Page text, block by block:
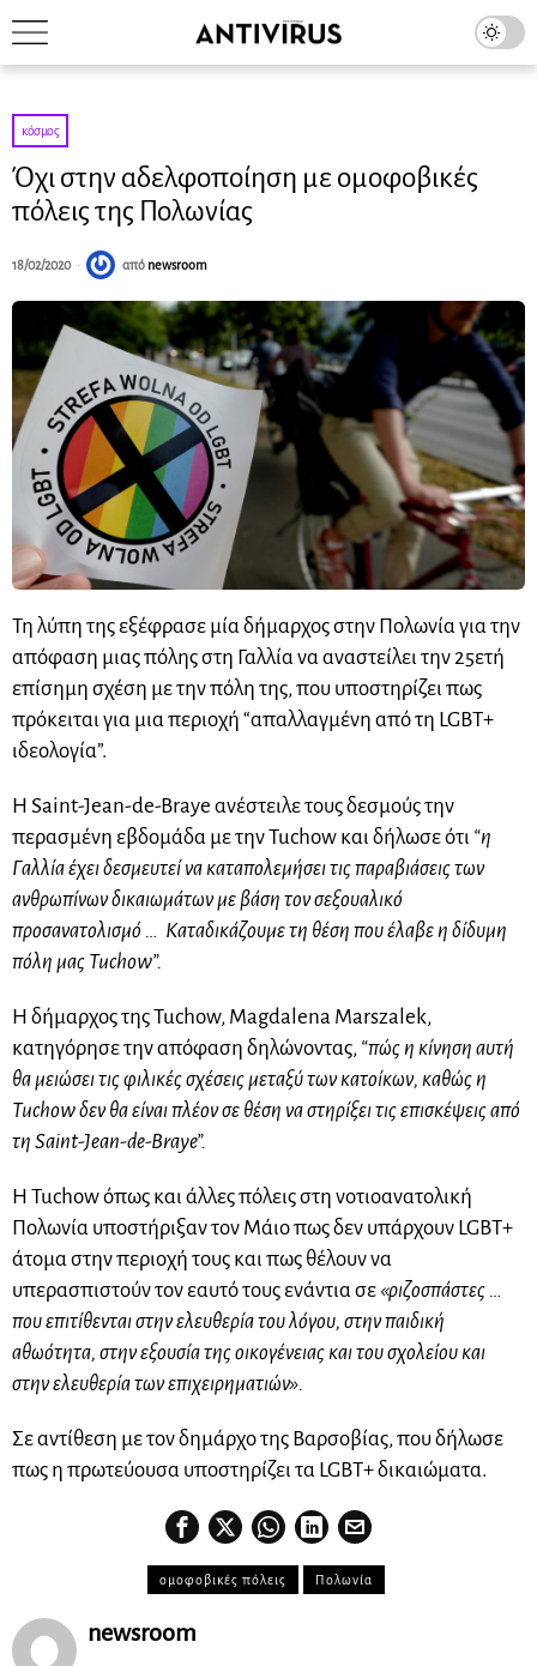
κόσμος
Όχι στην αδελφοποίηση με ομοφοβικές
πόλεις της Πολωνίας
18/02/2020 από newsroom
Τη λύπη της εξέφρασε μία δήμαρχος στην Πολωνία για την
απόφαση μιας πόλης στη Γαλλία να αναστείλει την 25ετή
επίσημη σχέση με την πόλη της, που υποστηρίζει πως
πρόκειται για μια περιοχή “απαλλαγμένη από τη LGBT+
ιδεολογία”.
Η Saint-Jean-de-Braye ανέστειλε τους δεσμούς την
περασμένη εβδομάδα με την Tuchow και δήλωσε ότι “η
Γαλλία έχει δεσμευτεί να καταπολεμήσει τις παραβιάσεις των
ανθρωπίνων δικαιωμάτων με βάση τον σεξουαλικό
προσανατολισμό … Καταδικάζουμε τη θέση που έλαβε η δίδυμη
πόλη μας Tuchow”.
H δήμαρχος της Tuchow, Magdalena Marszalek,
κατηγόρησε την απόφαση δηλώνοντας, “πώς η κίνηση αυτή
θα μειώσει τις φιλικές σχέσεις μεταξύ των κατοίκων, καθώς η
Tuchow δεν θα είναι πλέον σε θέση να στηρίξει τις επισκέψεις από
τη Saint-Jean-de-Braye”.
Η Tuchow όπως και άλλες πόλεις στη νοτιοανατολική
Πολωνία υποστήριξαν τον Μάιο πως δεν υπάρχουν LGBT+
άτομα στην περιοχή τους και πως θέλουν να
υπερασπιστούν τον εαυτό τους ενάντια σε «ριζοσπάστες …
που επιτίθενται στην ελευθερία του λόγου, στην παιδική
αθωότητα, στην εξουσία της οικογένειας και του σχολείου και
στην ελευθερία των επιχειρηματιών».
Σε αντίθεση με τον δημάρχο της Βαρσοβίας, που δήλωσε
πως η πρωτεύουσα υποστηρίζει τα LGBT+ δικαιώματα.
ομοφοβικές πόλεις Πολωνία
newsroom